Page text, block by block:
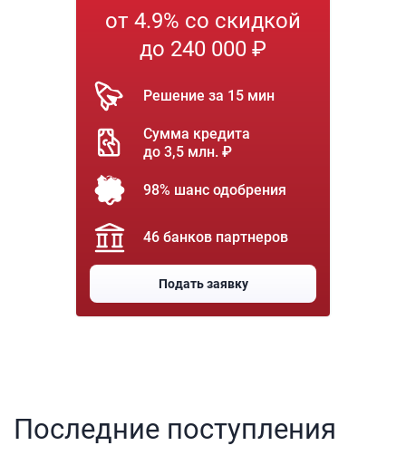
от 4.9% со скидкой
до 240 000 ₽
Решение за 15 мин
Сумма кредита
до 3,5 млн. ₽
98% шанс одобрения
46 банков партнеров
Подать заявку
Последние поступления